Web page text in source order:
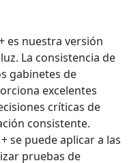
es nuestra versión
La consistencia de
gabinetes de
excelentes
críticas de
consistente.
se puede aplicar a las
pruebas de